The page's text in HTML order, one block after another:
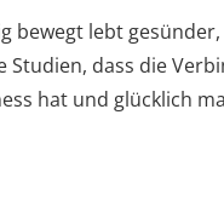
bewegt lebt
dass die
hat und glücklich